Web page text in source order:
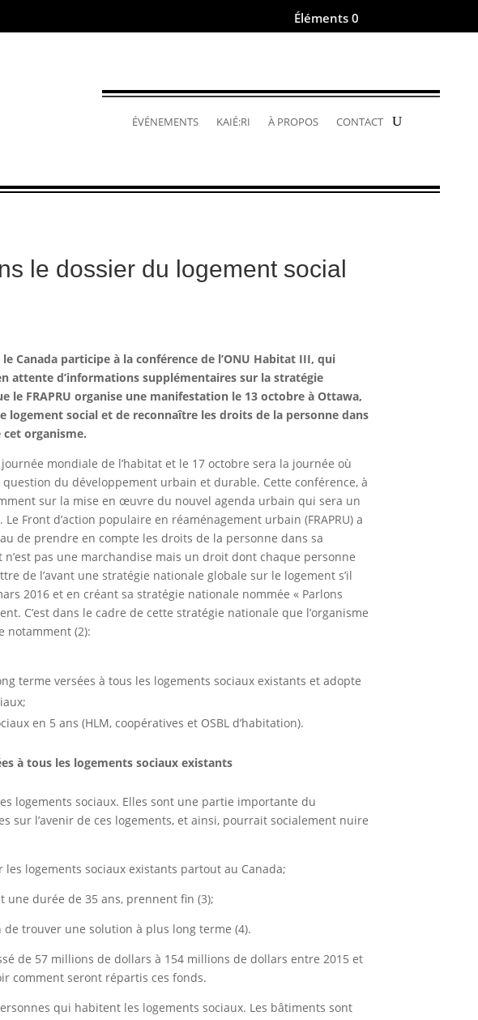
Éléments 0
ÉVÉNEMENTS KAIÉ:RI À PROPOS CONTACT
le dossier du logement social
Canada participe à la conférence de l’ONU Habitat III, qui
attente d’informations supplémentaires sur la stratégie
le FRAPRU organise une manifestation le 13 octobre à Ottawa,
social et de reconnaître les droits de la personne dans
organisme.
mondiale de l’habitat et le 17 octobre sera la journée où
du développement urbain et durable. Cette conférence, à
sur la mise en œuvre du nouvel agenda urbain qui sera un
Front d’action populaire en réaménagement urbain (FRAPRU) a
de prendre en compte les droits de la personne dans sa
pas une marchandise mais un droit dont chaque personne
de l’avant une stratégie nationale globale sur le logement s’il
2016 et en créant sa stratégie nationale nommée « Parlons
C’est dans le cadre de cette stratégie nationale que l’organisme
notamment (2):
terme versées à tous les logements sociaux existants et adopte
en 5 ans (HLM, coopératives et OSBL d’habitation).
à tous les logements sociaux existants
logements sociaux. Elles sont une partie importante du
l’avenir de ces logements, et ainsi, pourrait socialement nuire
logements sociaux existants partout au Canada;
durée de 35 ans, prennent fin (3);
trouver une solution à plus long terme (4).
de 57 millions de dollars à 154 millions de dollars entre 2015 et
comment seront répartis ces fonds.
qui habitent les logements sociaux. Les bâtiments sont